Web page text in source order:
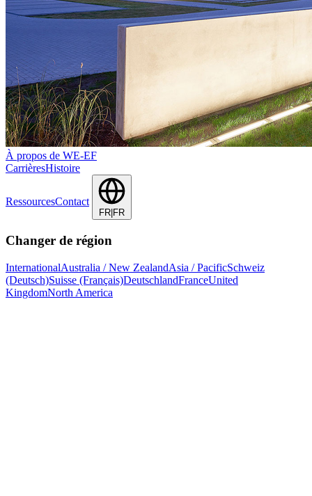
À propos de WE-EF
CarrièresHistoire
RessourcesContact
FR|FR
Changer de région
InternationalAustralia / New ZealandAsia / PacificSchweiz
(Deutsch)Suisse (Français)DeutschlandFranceUnited
KingdomNorth America